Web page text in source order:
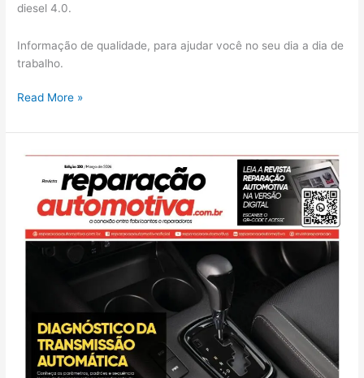
diesel 4.0.
Informação de qualidade, para ajudar você no seu dia a dia de
trabalho.
Read More »
Edição